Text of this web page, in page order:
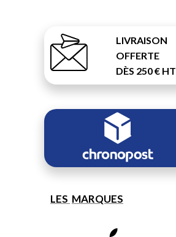
LIVRAISON
OFFERTE
DÈS 250 € HT
LES MARQUES